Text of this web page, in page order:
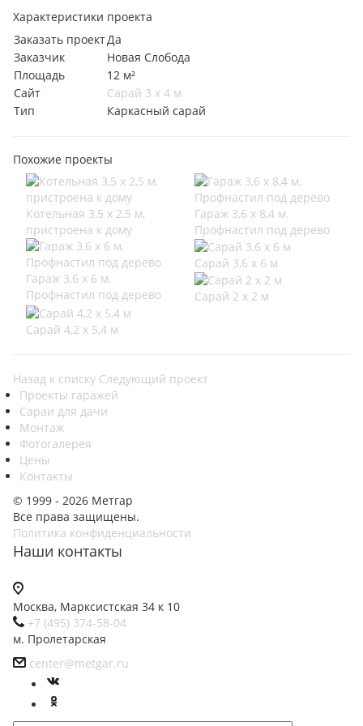
Характеристики проекта
Заказать проектДа
Заказчик
Новая Слобода
Площадь
12 м²
Сайт
Сарай 3 х 4 м
Тип
Каркасный сарай
Похожие проекты
Котельная 3,5 х 2,5 м,
пристроена к дому
Гараж 3,6 х 8,4 м.
Профнастил под дерево
Гараж 3,6 х 6 м.
Профнастил под дерево
Сарай 3,6 х 6 м
Сарай 2 х 2 м
Сарай 4,2 х 5,4 м
Назад к списку Следующий проект
Проекты гаражей
Сараи для дачи
Монтаж
Фотогалерея
Цены
Контакты
© 1999 - 2026 Метгар
Все права защищены.
Политика конфиденциальности
Наши контакты
Москва, Марксистская 34 к 10
+7 (495) 374-58-04
м. Пролетарская
center@metgar.ru